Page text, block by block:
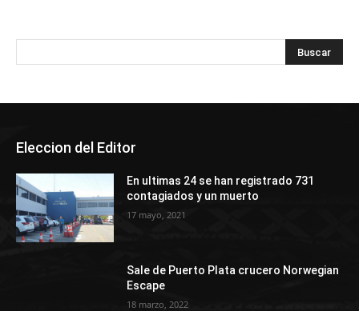
Eleccion del Editor
En ultimas 24 se han registrado 731
contagiados y un muerto
17 mayo, 2021
Sale de Puerto Plata crucero Norwegian
Escape
18 marzo, 2022